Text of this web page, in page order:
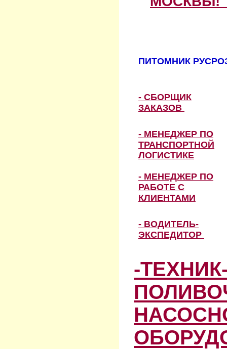
ПИТОМНИК
- СБОРЩИК
ЗАКАЗОВ
- МЕНЕДЖЕР ПО
ТРАНСПОРТНОЙ
ЛОГИСТИКЕ
- МЕНЕДЖЕР ПО
РАБОТЕ С
КЛИЕНТАМИ
- ВОДИТЕЛЬ-
ЭКСПЕДИТОР
-